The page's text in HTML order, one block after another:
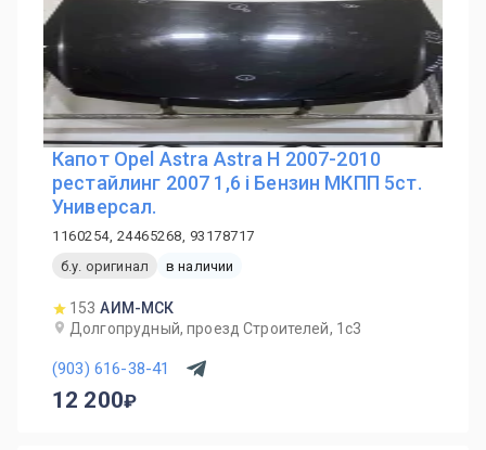
Капот Opel Astra Astra H 2007-2010
рестайлинг 2007 1,6 i Бензин МКПП 5ст.
Универсал.
1160254, 24465268, 93178717
б.у. оригинал
в наличии
153 АИМ-МСК
Долгопрудный, проезд Строителей, 1с3
(903) 616-38-41
12 200